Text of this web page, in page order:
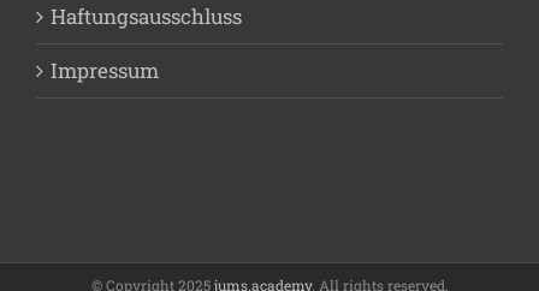
Haftungsausschluss
Impressum
© Copyright 2025jums.academy. All rights reserved.